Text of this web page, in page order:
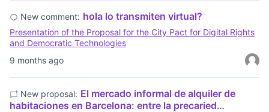
9 months ago
New comment: hola lo transmiten virtual?
Presentation of the Proposal for the City Pact for Digital Rights
and Democratic Technologies
New proposal: El mercado informal de alquiler de
habitaciones en Barcelona: entre la precaried…